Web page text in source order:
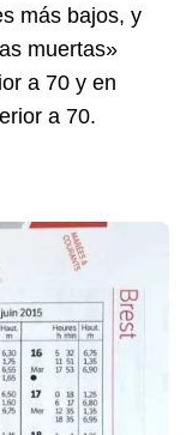
más bajos, y
muertas»
a 70 y en
a 70.